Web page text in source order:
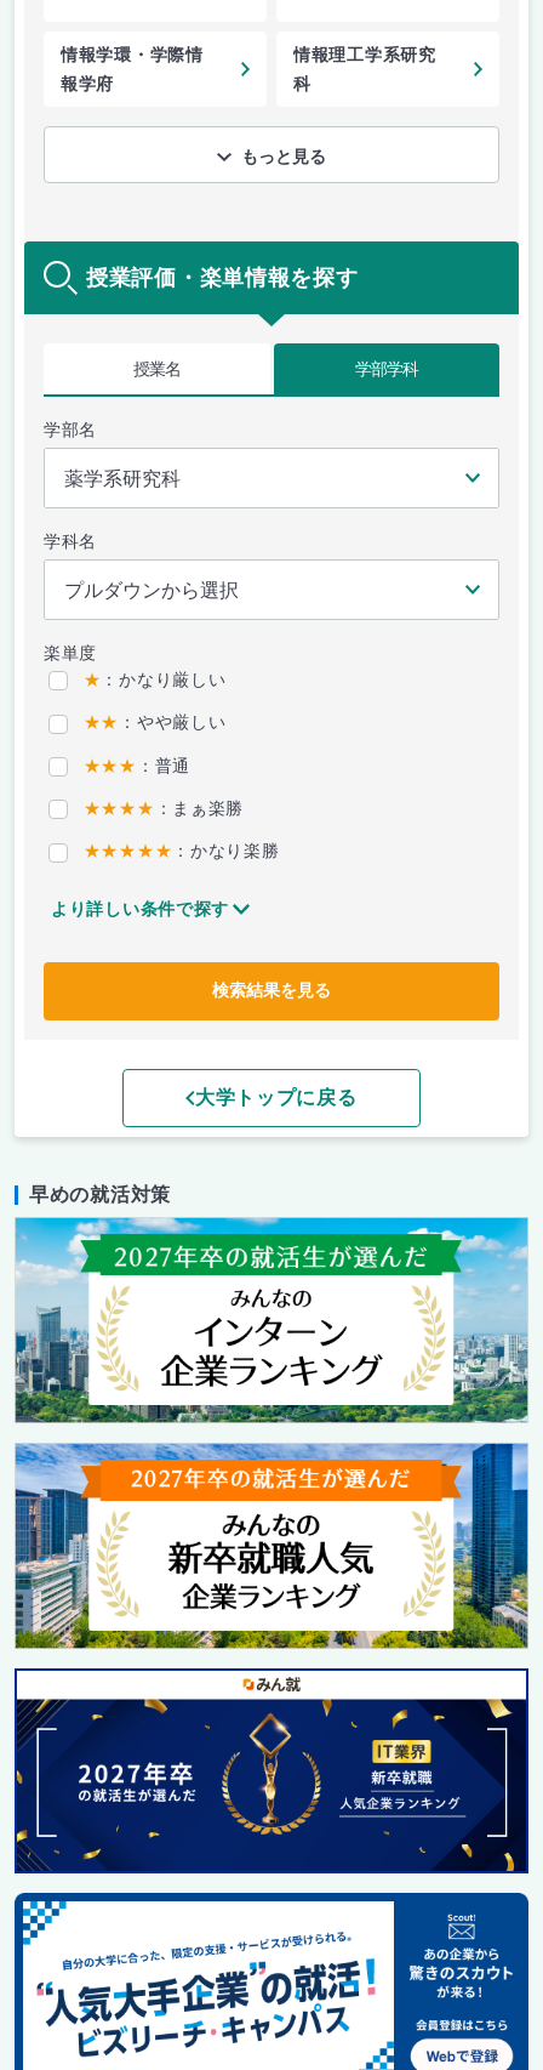
情報学環・学際情
報学府
情報理工学系研究
科
もっと見る
授業評価・楽単情報を探す
授業名 学部学科
学部名
学科名
楽単度
★ ：かなり厳しい
★★ ：やや厳しい
★★★ ：普通
★★★★ ：まぁ楽勝
★★★★★ ：かなり楽勝
より詳しい条件で探す
検索結果を見る
大学トップに戻る
早めの就活対策